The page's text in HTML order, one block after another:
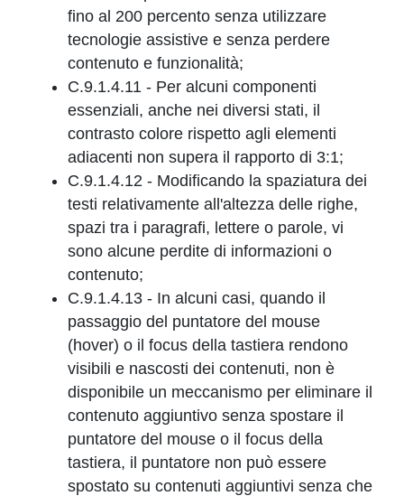
fino al 200 percento senza utilizzare
tecnologie assistive e senza perdere
contenuto e funzionalità;
C.9.1.4.11 - Per alcuni componenti
essenziali, anche nei diversi stati, il
contrasto colore rispetto agli elementi
adiacenti non supera il rapporto di 3:1;
C.9.1.4.12 - Modificando la spaziatura dei
testi relativamente all'altezza delle righe,
spazi tra i paragrafi, lettere o parole, vi
sono alcune perdite di informazioni o
contenuto;
C.9.1.4.13 - In alcuni casi, quando il
passaggio del puntatore del mouse
(hover) o il focus della tastiera rendono
visibili e nascosti dei contenuti, non è
disponibile un meccanismo per eliminare il
contenuto aggiuntivo senza spostare il
puntatore del mouse o il focus della
tastiera, il puntatore non può essere
spostato su contenuti aggiuntivi senza che